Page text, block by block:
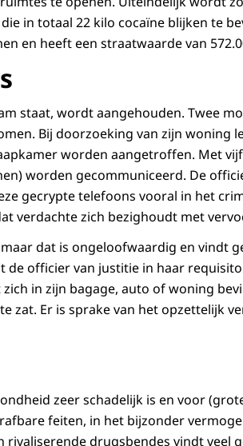
in totaal 22 kilo cocaïne blijken te
en heeft een straatwaarde van
staat, wordt aangehouden. Twee
Bij doorzoeking van zijn woning
worden aangetroffen. Met vijf
worden gecommuniceerd. De
gecrypte telefoons vooral in het
verdachte zich bezighoudt met
dat is ongeloofwaardig en vindt
de officier van justitie in haar
in zijn bagage, auto of woning
zat. Er is sprake van het opzettelijk
zeer schadelijk is en voor
feiten, in het bijzonder
rivaliserende drugsbendes vindt veel